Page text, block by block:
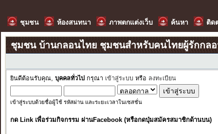
ชุมชน ห้องสนทนา ภาพตกแต่งเว็บ ค้นหา ติด
ชุมชน บ้านกลอนไทย ชุมชนสำหรับคนไทยผู้รักกล
ยินดีต้อนรับคุณ, บุคคลทั่วไป กรุณา เข้าสู่ระบบ หรือ ลงทะเบียน
เข้าสู่ระบบด้วยชื่อผู้ใช้ รหัสผ่าน และระยะเวลาในเซสชั่น
กด Link เพื่อร่วมกิจกรรม ผ่านFacebook (หรือกดปุ่มสมัครสมาชิกด้านบน)